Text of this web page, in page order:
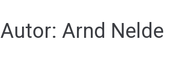
Autor: Arnd Nelde